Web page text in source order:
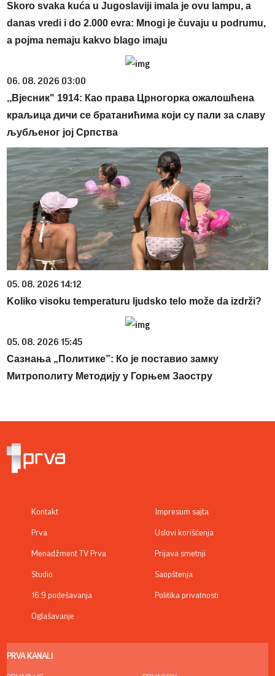
Skoro svaka kuća u Jugoslaviji imala je ovu lampu, a
danas vredi i do 2.000 evra: Mnogi je čuvaju u podrumu,
a pojma nemaju kakvo blago imaju
06. 08. 2026 03:00
,,Вјесник" 1914: Као права Црногорка ожалошћена
краљица дичи се братанићима који су пали за славу
љубљеног јој Српства
05. 08. 2026 14:12
Koliko visoku temperaturu ljudsko telo može da izdrži?
05. 08. 2026 15:45
Сазнања „Политике”: Ко је поставио замку
Митрополиту Методију у Горњем Заостру
Kontakt
Prva
Menadžment TV Prva
Studio
16:9 podešavanja
Oglašavanje
Impresum sajta
Uslovi korišćenja
Prijava smetnji
Saopštenja
Politika privatnosti
PRVA KANALI